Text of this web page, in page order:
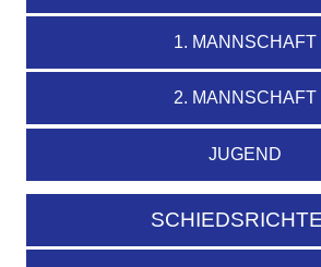
1. MANNSCHAFT
2. MANNSCHAFT
JUGEND